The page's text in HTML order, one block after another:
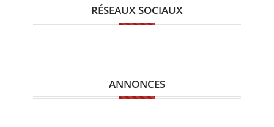
RÉSEAUX SOCIAUX
ANNONCES